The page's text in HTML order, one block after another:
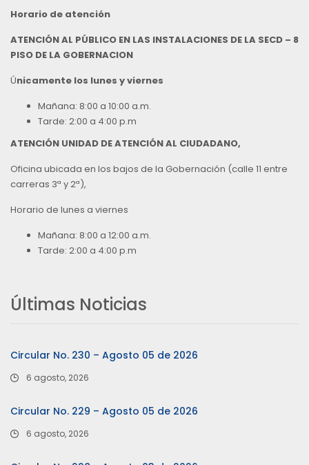
Horario de atención
ATENCIÓN AL PÚBLICO EN LAS INSTALACIONES DE LA SECD – 8
PISO DE LA GOBERNACION
Únicamente los lunes y viernes
Mañana: 8:00 a 10:00 a.m.
Tarde: 2:00 a 4:00 p.m
ATENCIÓN UNIDAD DE ATENCIÓN AL CIUDADANO,
Oficina ubicada en los bajos de la Gobernación (calle 11 entre
carreras 3ª y 2ª),
Horario de lunes a viernes
Mañana: 8:00 a 12:00 a.m.
Tarde: 2:00 a 4:00 p.m
Últimas Noticias
Circular No. 230 – Agosto 05 de 2026
6 agosto, 2026
Circular No. 229 – Agosto 05 de 2026
6 agosto, 2026